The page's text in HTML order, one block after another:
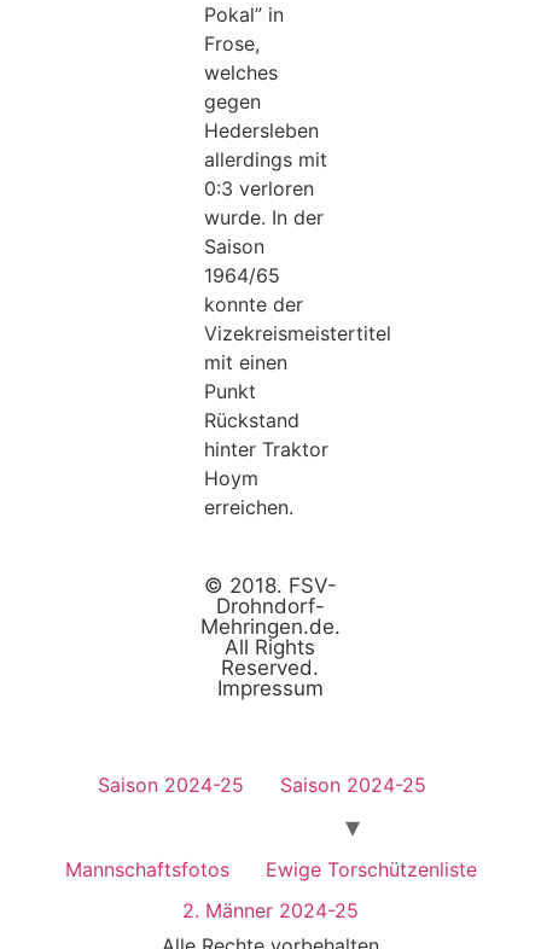
Pokal” in
Frose,
welches
gegen
Hedersleben
allerdings mit
0:3 verloren
wurde. In der
Saison
1964/65
konnte der
Vizekreismeistertitel
mit einen
Punkt
Rückstand
hinter Traktor
Hoym
erreichen.
© 2018. FSV-
Drohndorf-
Mehringen.de.
All Rights
Reserved.
Impressum
Saison 2024-25 Saison 2024-25
Mannschaftsfotos
Ewige Torschützenliste
2. Männer 2024-25